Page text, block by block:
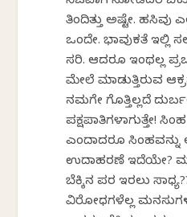
ತಿಂದಿತ್ತು ಅಷ್ಟೇ. ಹಸಿವು
ಒಂದೇ. ಭಾವುಕತೆ ಇಲ್ಲಿ
ಸರಿ. ಆದರೂ ಇಂಥವೆಲ್ಲ
ಮೇಲೆ ಮಾಡುತ್ತಿರುವ
ನಮಗೇ ಗೊತ್ತಿಲ್ಲದೆ
ಪಕ್ಷಪಾತಿಗಳಾಗುತ್ತೇವೆ!
ಎಂದಾದರೂ
ಉದಾಹರಣೆ ಇದೆಯೇ?
ಬೆಕ್ಕಿನ ಪರ ಇರಲು
ವಿರೋಧಗಳೆಲ್ಲ ಮನಸುಗಳ